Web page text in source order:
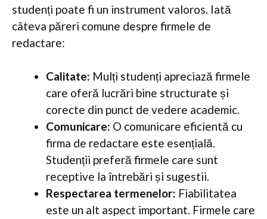
studenți poate fi un instrument valoros. Iată
câteva păreri comune despre firmele de
redactare:
Calitate: Mulți studenți apreciază firmele
care oferă lucrări bine structurate și
corecte din punct de vedere academic.
Comunicare: O comunicare eficientă cu
firma de redactare este esențială.
Studenții preferă firmele care sunt
receptive la întrebări și sugestii.
Respectarea termenelor: Fiabilitatea
este un alt aspect important. Firmele care